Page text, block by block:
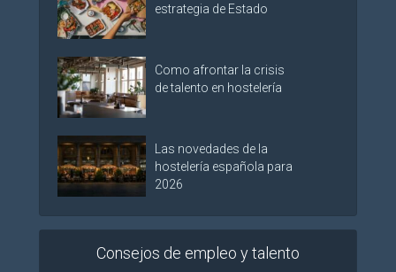
estrategia de Estado
Como afrontar la crisis
de talento en hostelería
Las novedades de la
hostelería española para
2026
Consejos de empleo y talento